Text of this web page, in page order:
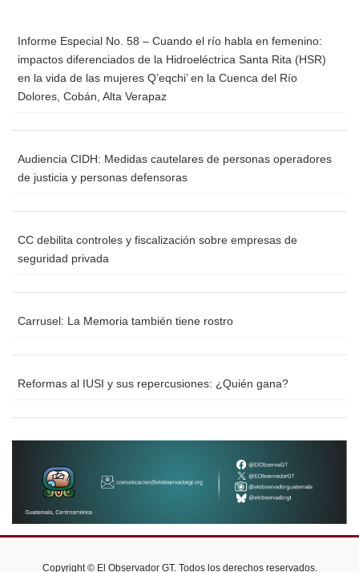
Informe Especial No. 58 – Cuando el río habla en femenino:
impactos diferenciados de la Hidroeléctrica Santa Rita (HSR)
en la vida de las mujeres Q’eqchi’ en la Cuenca del Río
Dolores, Cobán, Alta Verapaz
Audiencia CIDH: Medidas cautelares de personas operadores
de justicia y personas defensoras
CC debilita controles y fiscalización sobre empresas de
seguridad privada
Carrusel: La Memoria también tiene rostro
Reformas al IUSI y sus repercusiones: ¿Quién gana?
Copyright © El Observador GT. Todos los derechos reservados.